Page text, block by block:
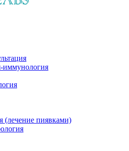
иммунология
(лечение пиявками)